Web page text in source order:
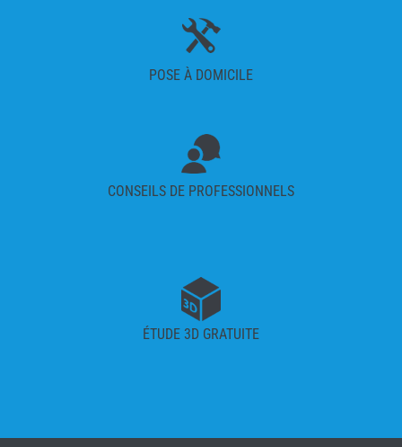
POSE À DOMICILE
CONSEILS DE PROFESSIONNELS
ÉTUDE 3D GRATUITE